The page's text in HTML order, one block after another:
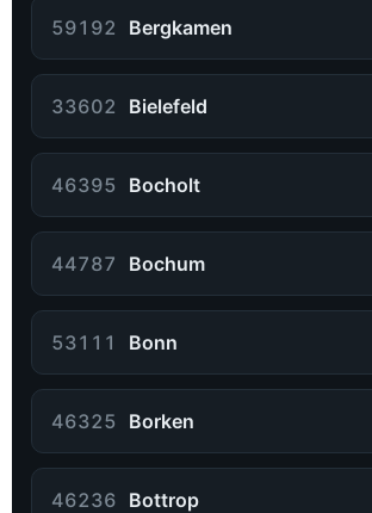
59192 Bergkamen
33602 Bielefeld
46395 Bocholt
44787 Bochum
53111 Bonn
46325 Borken
46236 Bottrop